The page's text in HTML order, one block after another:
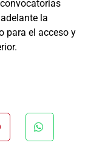
la
para el acceso y